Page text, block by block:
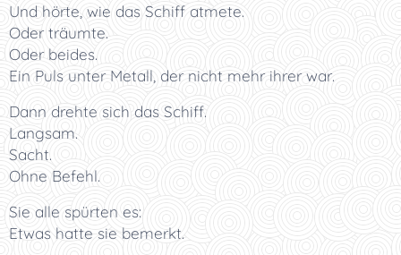
Und hörte, wie das Schiff atmete.
Oder träumte.
Oder beides.
Ein Puls unter Metall, der nicht mehr ihrer war.
Dann drehte sich das Schiff.
Langsam.
Sacht.
Ohne Befehl.
Sie alle spürten es:
Etwas hatte sie bemerkt.